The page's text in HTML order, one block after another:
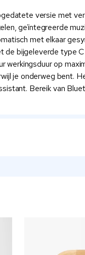
versie met
geïntegreerde
met elkaar
de bijgeleverde type
werkingsduur op
je onderweg bent.
Bereik van